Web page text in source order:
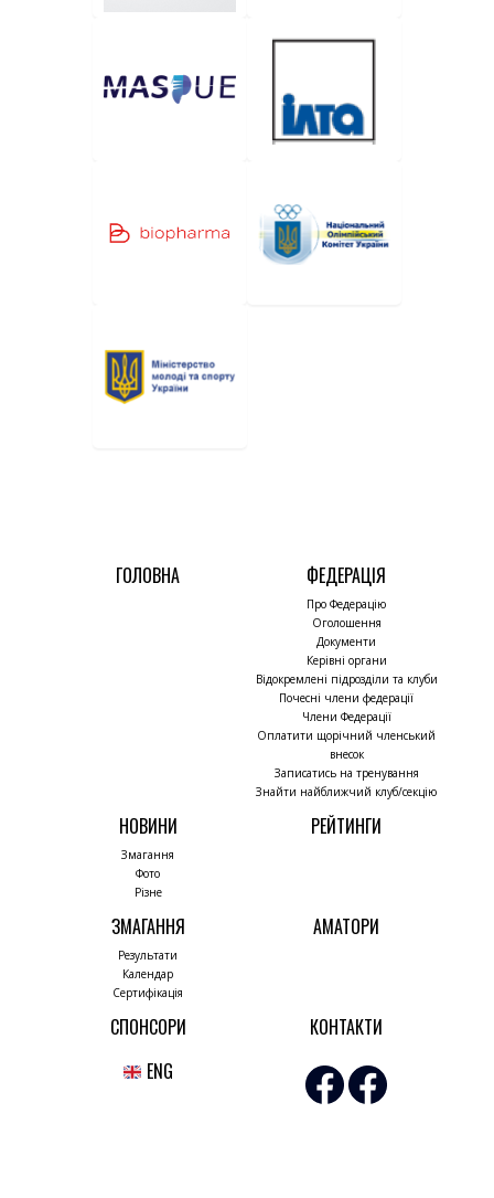
ГОЛОВНА ФЕДЕРАЦІЯ
Про Федерацію
Оголошення
Документи
Керівні органи
Відокремлені підрозділи та клуби
Почесні члени федерації
Члени Федерації
Оплатити щорічний членський
внесок
Записатись на тренування
Знайти найближчий клуб/секцію
НОВИНИ
Змагання
Фото
Різне
РЕЙТИНГИ
ЗМАГАННЯ
Результати
Календар
Сертифікація
АМАТОРИ
СПОНСОРИ
КОНТАКТИ
ENG